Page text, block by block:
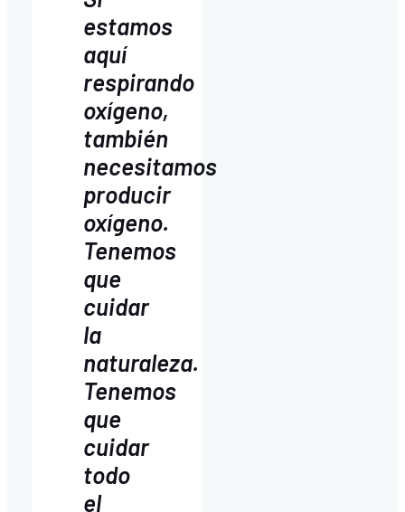
estamos
aquí
respirando
oxígeno,
también
necesitamos
producir
oxígeno.
Tenemos
que
cuidar
la
naturaleza.
Tenemos
que
cuidar
todo
el